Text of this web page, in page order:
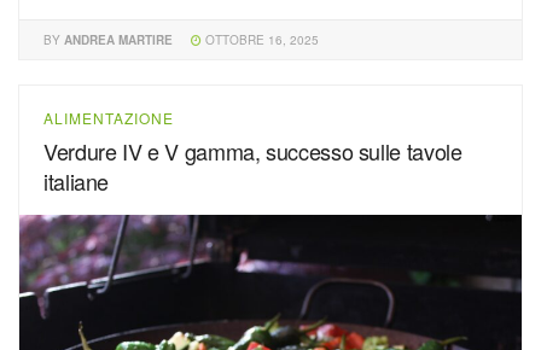
BY ANDREA MARTIRE OTTOBRE 16, 2025
ALIMENTAZIONE
Verdure IV e V gamma, successo sulle tavole
italiane